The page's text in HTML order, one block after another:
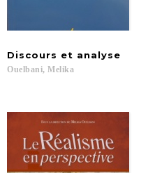
Discours et analyse
Ouelbani, Melika